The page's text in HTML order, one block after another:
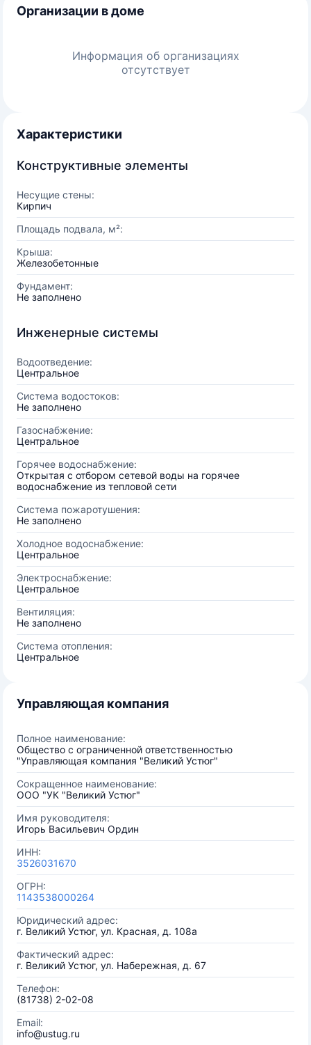
Организации в доме
Информация об организациях
отсутствует
Характеристики
Конструктивные элементы
Несущие стены:
Кирпич
Площадь подвала, м²:
Крыша:
Железобетонные
Фундамент:
Не заполнено
Инженерные системы
Водоотведение:
Центральное
Система водостоков:
Не заполнено
Газоснабжение:
Центральное
Горячее водоснабжение:
Открытая с отбором сетевой воды на горячее
водоснабжение из тепловой сети
Система пожаротушения:
Не заполнено
Холодное водоснабжение:
Центральное
Электроснабжение:
Центральное
Вентиляция:
Не заполнено
Система отопления:
Центральное
Управляющая компания
Полное наименование:
Общество с ограниченной ответственностью
"Управляющая компания "Великий Устюг"
Сокращенное наименование:
ООО "УК "Великий Устюг"
Имя руководителя:
Игорь Васильевич Ордин
ИНН:
3526031670
ОГРН:
1143538000264
Юридический адрес:
г. Великий Устюг, ул. Красная, д. 108а
Фактический адрес:
г. Великий Устюг, ул. Набережная, д. 67
Телефон:
(81738) 2-02-08
Email:
info@ustug.ru